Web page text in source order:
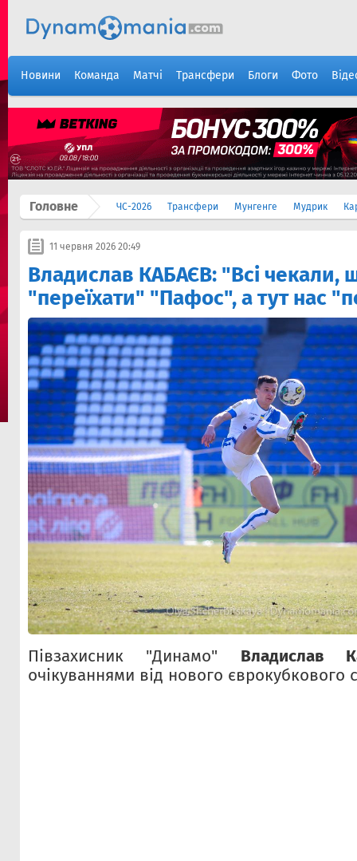
Новини Команда Матчі Трансфери Блоги Фото
Головне ЧС-2026 Трансфери Мунгенге Мудрик
11 червня 2026 20:49
Владислав КАБАЄВ: "Всі чекали,
"переїхати" "Пафос", а тут нас
Півзахисник "Динамо" Владислав
очікуваннями від нового єврокубкового